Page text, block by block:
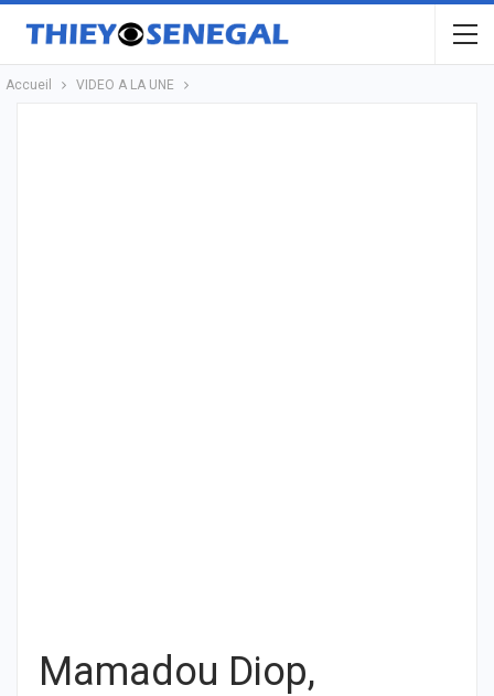
Accueil VIDEO A LA UNE
Mamadou Diop,